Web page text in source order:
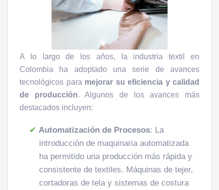
A lo largo de los años, la industria textil en
Colombia ha adoptado una serie de avances
tecnológicos para mejorar su eficiencia y calidad
de producción. Algunos de los avances más
destacados incluyen:
Automatización de Procesos: La
introducción de maquinaria automatizada
ha permitido una producción más rápida y
consistente de textiles. Máquinas de tejer,
cortadoras de tela y sistemas de costura